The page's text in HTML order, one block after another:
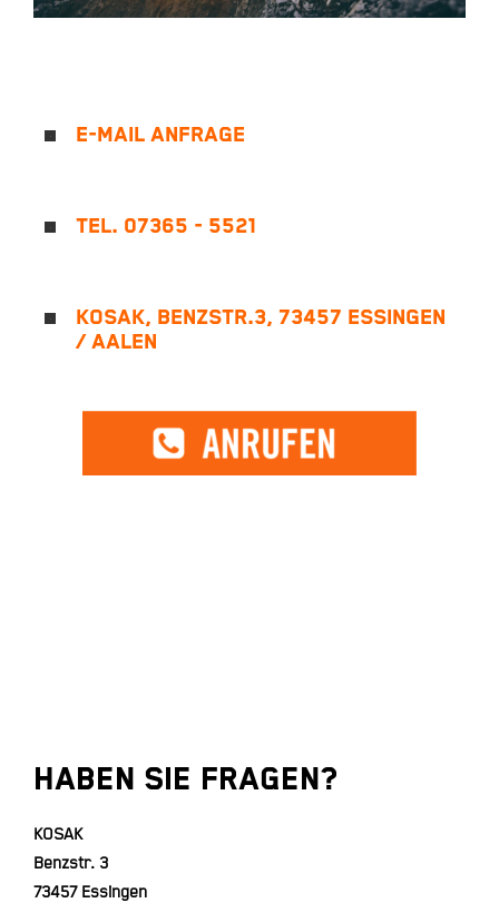
E-MAIL ANFRAGE
TEL. 07365 - 5521
KOSAK, BENZSTR.3, 73457 ESSINGEN
/ AALEN
Haben Sie Fragen?
KOSAK
Benzstr. 3
73457 Essingen